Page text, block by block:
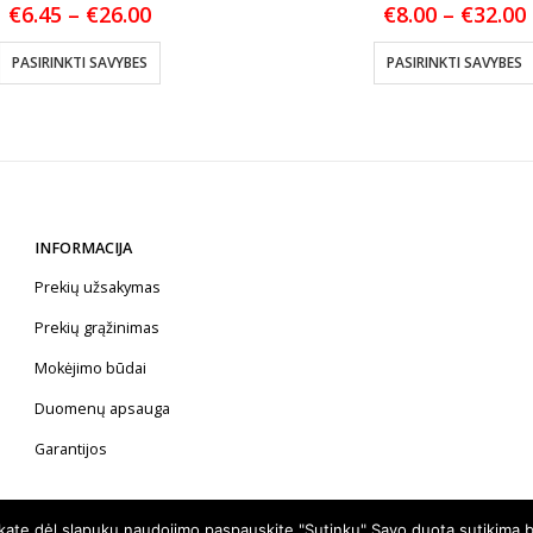
€6.45 – €26.00Price
range:
through
PASIRINKTI SAVYBES
This product has multiple variants. The options may be chosen on the product page
€8.00 – €32.00
PASIRINKTI SAVYBES
INFORMACIJA
Prekių užsakymas
Prekių grąžinimas
Mokėjimo būdai
Duomenų apsauga
Garantijos